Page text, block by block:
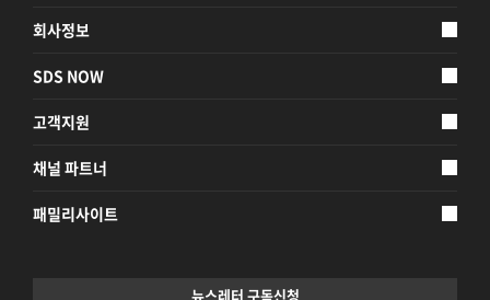
회사정보
SDS NOW
고객지원
채널 파트너
패밀리사이트
뉴스레터 구독신청